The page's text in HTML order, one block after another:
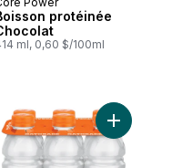
protéinée
ml, 0,60 $/100ml
pour sportifs G Zero
Ajouter